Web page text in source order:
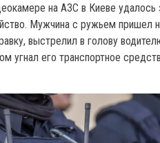
на АЗС в Киеве удалось
Мужчина с ружьем пришел
выстрелил в голову
угнал его транспортное